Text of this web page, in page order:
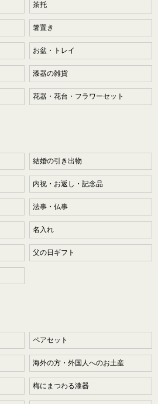
茶托
箸置き
お盆・トレイ
漆器の雑貨
花器・花台・フラワーセット
結婚の引き出物
内祝・お返し・記念品
法事・仏事
名入れ
父の日ギフト
ペアセット
海外の方・外国人へのお土産
梅にまつわる漆器